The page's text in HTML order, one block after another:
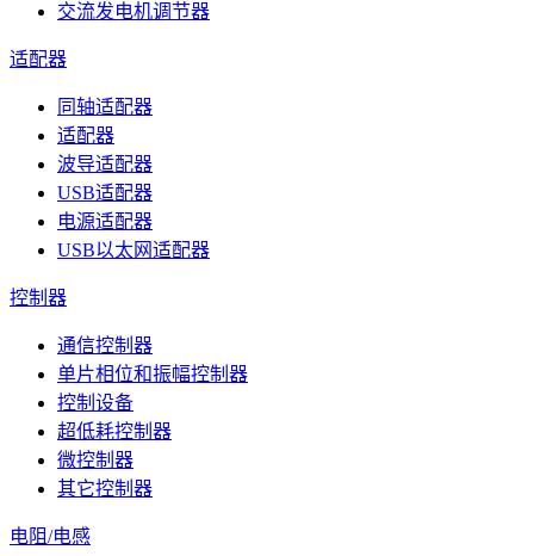
交流发电机调节器
适配器
同轴适配器
适配器
波导适配器
USB适配器
电源适配器
USB以太网适配器
控制器
通信控制器
单片相位和振幅控制器
控制设备
超低耗控制器
微控制器
其它控制器
电阻/电感